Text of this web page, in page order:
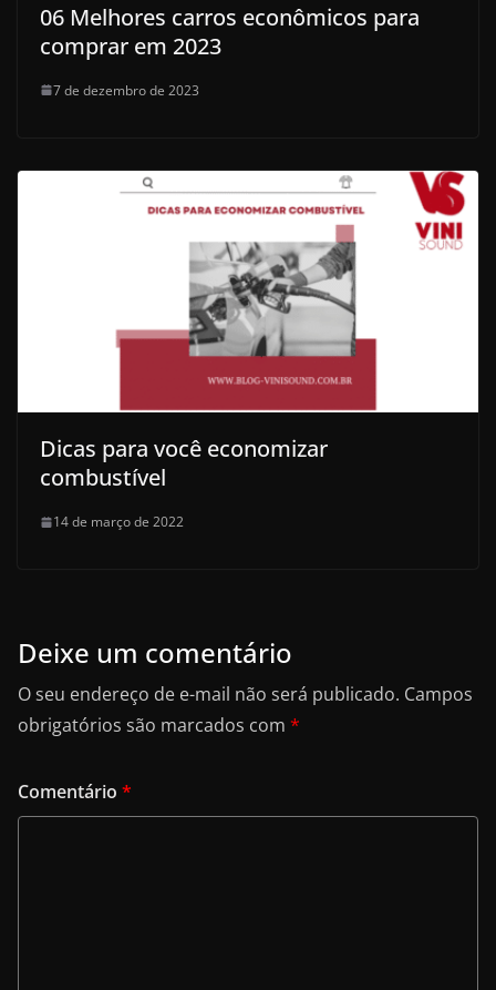
06 Melhores carros econômicos para
comprar em 2023
7 de dezembro de 2023
Dicas para você economizar
combustível
14 de março de 2022
Deixe um comentário
O seu endereço de e-mail não será publicado. Campos
obrigatórios são marcados com *
Comentário *